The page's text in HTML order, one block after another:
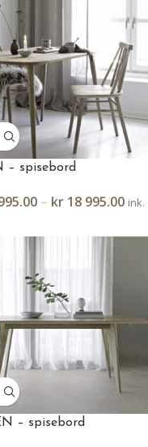
– spisebord
– kr 18 995.00 ink.
– spisebord